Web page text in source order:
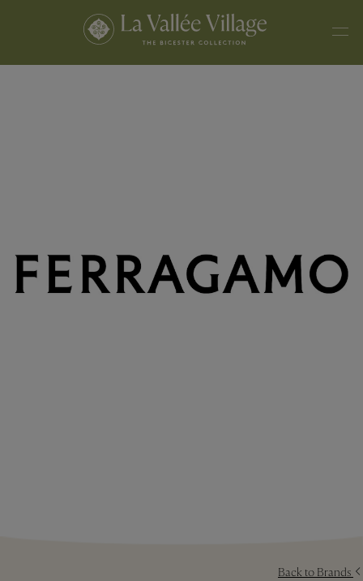
Back to Brands